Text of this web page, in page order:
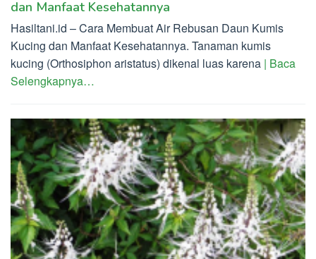
dan Manfaat Kesehatannya
Hasiltani.id – Cara Membuat Air Rebusan Daun Kumis
Kucing dan Manfaat Kesehatannya. Tanaman kumis
kucing (Orthosiphon aristatus) dikenal luas karena | Baca
Selengkapnya…